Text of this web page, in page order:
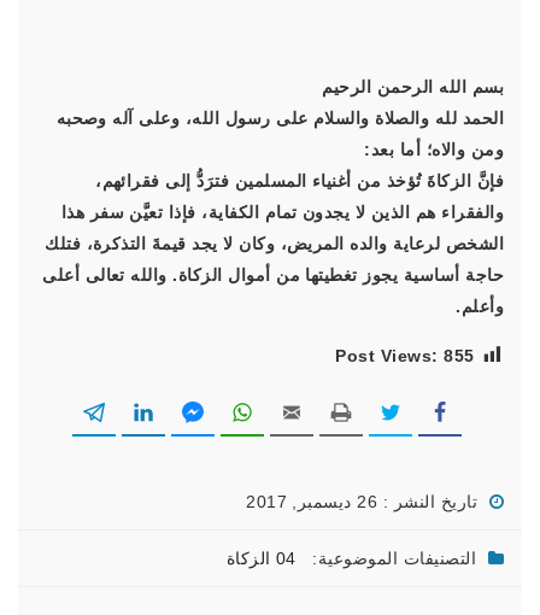
بسم الله الرحمن الرحيم
الحمد لله والصلاة والسلام على رسول الله، وعلى آله وصحبه
ومن والاه؛ أما بعد:
فإنَّ الزكاةَ تُؤخذ من أغنياء المسلمين فترَدُّ إلى فقرائهم،
والفقراء هم الذين لا يجدون تمام الكفاية، فإذا تعيَّن سفر هذا
الشخص لرعاية والده المريض، وكان لا يجد قيمةَ التذكرة، فتلك
حاجة أساسية يجوز تغطيتها من أموال الزكاة. والله تعالى أعلى
وأعلم.
Post Views: 855
تاريخ النشر : 26 ديسمبر, 2017
التصنيفات الموضوعية: 04 الزكاة